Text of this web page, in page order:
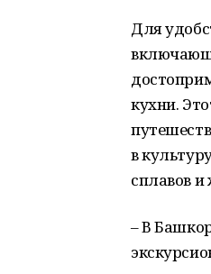
Для
кухни.
в
сплавов и
– В